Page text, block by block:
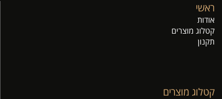
ראשי
אודות
קטלוג מוצרים
תקנון
קטלוג מוצרים